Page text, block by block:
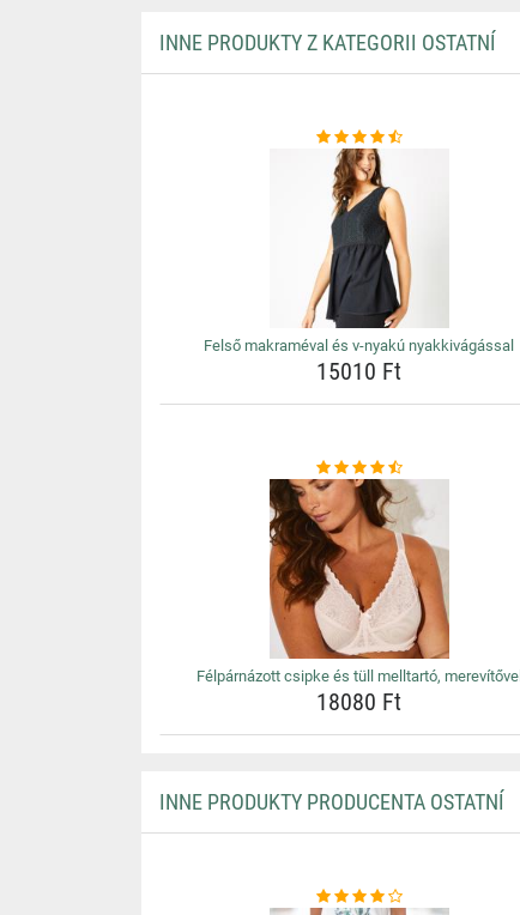
INNE PRODUKTY Z KATEGORII OSTATNÍ
Felső makraméval és v-nyakú nyakkivágással
15010 Ft
Félpárnázott csipke és tüll melltartó, merevítővel
18080 Ft
INNE PRODUKTY PRODUCENTA OSTATNÍ